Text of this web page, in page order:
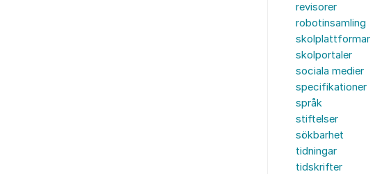
revisorer
robotinsamling
skolplattformar
skolportaler
sociala medier
specifikationer
språk
stiftelser
sökbarhet
tidningar
tidskrifter